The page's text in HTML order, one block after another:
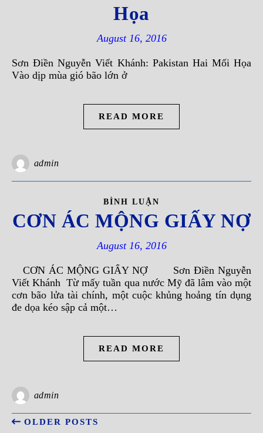
Họa
August 16, 2016
Sơn Ðiền Nguyễn Viết Khánh: Pakistan Hai Mối Họa
Vào dịp mùa gió bão lớn ở
READ MORE
admin
BÌNH LUẬN
CƠN ÁC MỘNG GIẤY NỢ
August 16, 2016
CƠN ÁC MỘNG GIẤY NỢ Sơn Điền Nguyễn
Viết Khánh Từ mấy tuần qua nước Mỹ đã lâm vào một
cơn bão lửa tài chính, một cuộc khủng hoảng tín dụng
đe dọa kéo sập cả một…
READ MORE
admin
OLDER POSTS